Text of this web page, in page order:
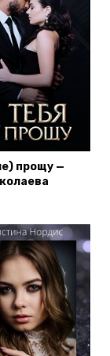
прощу —